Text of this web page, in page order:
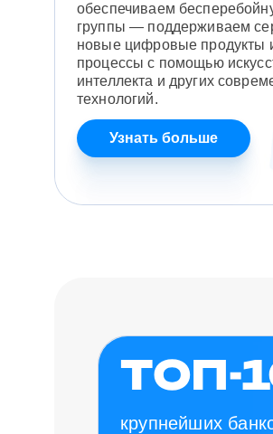
обеспечиваем
группы — поддерживаем
новые цифровые продукты
процессы с помощью
интеллекта и других
технологий.
Узнать больше
крупнейших